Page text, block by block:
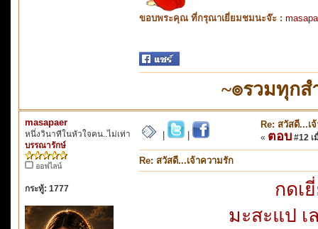
ขอบพระคุณ ที่กรุณาเยี่ยมชมนะจ๊ะ :
~๏รวมทุก
masapaer
หนึ่งวินาทีในหัวใจคน..ไม่เท่า
บรรณารักษ์
ออฟไลน์
กระทู้: 1777
Re: สวัสดี...เ
« ตอบ #12 เ
Re: สวัสดี...เจ้าความรัก
กดเ
มะสะแป เ